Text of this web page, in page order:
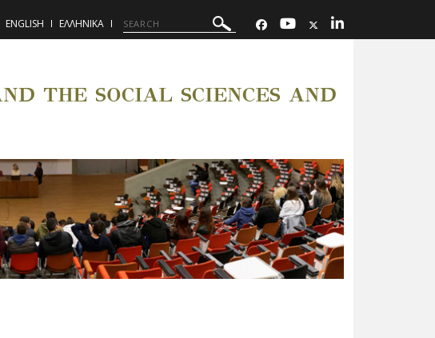
ENGLISH ΕΛΛΗΝΙΚΑ
THE SOCIAL SCIENCES AND